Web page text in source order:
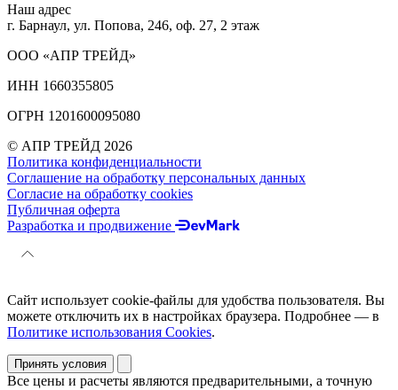
Наш адрес
г. Барнаул, ул. Попова, 246, оф. 27, 2 этаж
ООО «АПР ТРЕЙД»
ИНН 1660355805
ОГРН 1201600095080
© АПР ТРЕЙД 2026
Политика конфиденциальности
Соглашение на обработку персональных данных
Согласие на обработку cookies
Публичная оферта
Разработка и продвижение
Сайт использует cookie-файлы для удобства пользователя. Вы
можете отключить их в настройках браузера. Подробнее — в
Политике использования Cookies.
Принять условия
Все цены и расчеты являются предварительными, а точную